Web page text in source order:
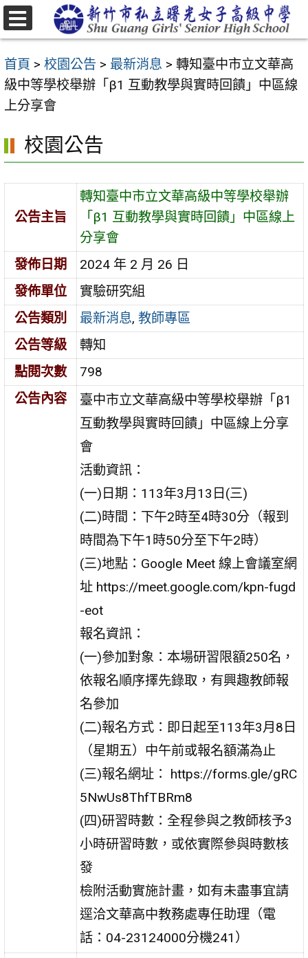
跳
至
要
內
容
首頁 > 校園公告 > 最新消息 > 轉知臺中市立文華高
級中等學校舉辦「β1 互動教學與實時回饋」中區線
上分享會
校園公告
公告主旨
轉知臺中市立文華高級中等學校舉辦
「β1 互動教學與實時回饋」中區線上
分享會
發佈日期
2024 年 2 月 26 日
發佈單位
實驗研究組
公告類別
最新消息,教師專區
公告等級
轉知
點閱次數
798
公告內容
臺中市立文華高級中等學校舉辦「β1
互動教學與實時回饋」中區線上分享
會
活動資訊：
(一)日期：113年3月13日(三)
(二)時間：下午2時至4時30分（報到
時間為下午1時50分至下午2時）
(三)地點：Google Meet 線上會議室網
址 https://meet.google.com/kpn-fugd
-eot
報名資訊：
(一)參加對象：本場研習限額250名，
依報名順序擇先錄取，有興趣教師報
名參加
(二)報名方式：即日起至113年3月8日
（星期五）中午前或報名額滿為止
(三)報名網址： https://forms.gle/gRC
5NwUs8ThfTBRm8
(四)研習時數：全程參與之教師核予3
小時研習時數，或依實際參與時數核
發
檢附活動實施計畫，如有未盡事宜請
逕洽文華高中教務處專任助理（電
話：04-23124000分機241）
選
單